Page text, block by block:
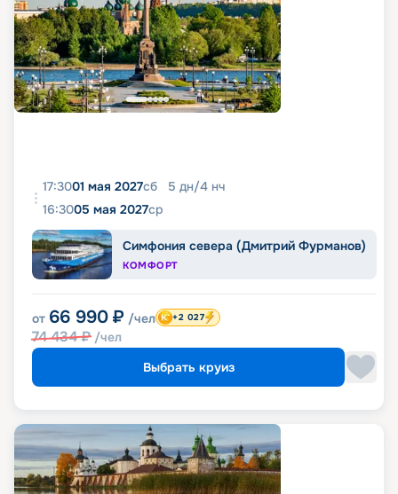
17:3001 мая 2027сб 5 дн/4 нч
16:3005 мая 2027ср
Симфония севера (Дмитрий Фурманов)
КОМФОРТ
от 66 990 ₽ /чел
74 434₽ /чел
+2 027
Выбрать круиз